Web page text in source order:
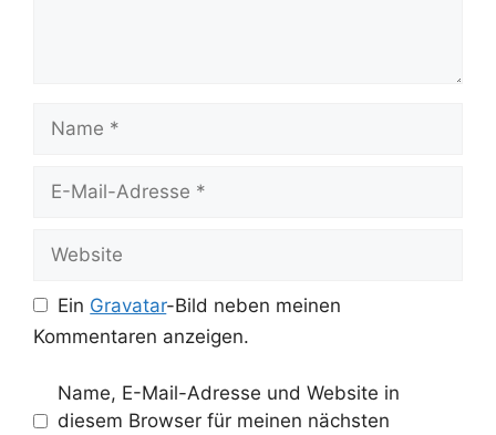
Name
Website
Ein Gravatar-Bild neben meinen
Kommentaren anzeigen.
Name, E-Mail-Adresse und Website in
diesem Browser für meinen nächsten